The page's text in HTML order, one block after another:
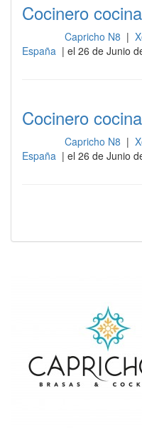
Cocinero
Capricho N8 |
España | el 26 de Junio
Cocinero
Capricho N8 |
España | el 26 de Junio